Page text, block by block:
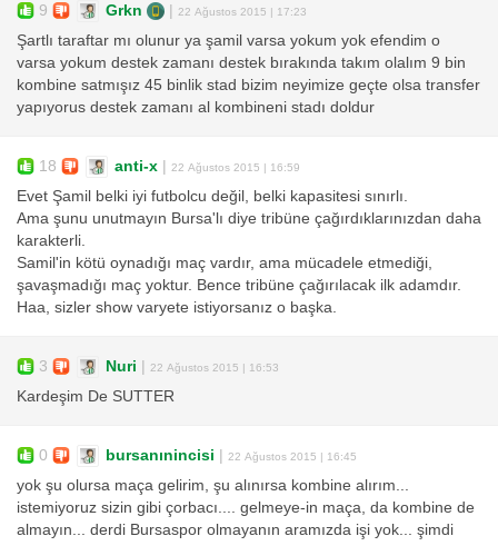
9 Grkn 22 Ağustos 2015 | 17:23
Şartlı taraftar mı olunur ya şamil varsa yokum yok efendim o
varsa yokum destek zamanı destek bırakında takım olalım 9 bin
kombine satmışız 45 binlik stad bizim neyimize geçte olsa transfer
yapıyorus destek zamanı al kombineni stadı doldur
18 anti-x 22 Ağustos 2015 | 16:59
Evet Şamil belki iyi futbolcu değil, belki kapasitesi sınırlı.
Ama şunu unutmayın Bursa'lı diye tribüne çağırdıklarınızdan daha
karakterli.
Samil'in kötü oynadığı maç vardır, ama mücadele etmediği,
şavaşmadığı maç yoktur. Bence tribüne çağırılacak ilk adamdır.
Haa, sizler show varyete istiyorsanız o başka.
3 Nuri 22 Ağustos 2015 | 16:53
Kardeşim De SUTTER
0 bursanınincisi 22 Ağustos 2015 | 16:45
yok şu olursa maça gelirim, şu alınırsa kombine alırım...
istemiyoruz sizin gibi çorbacı.... gelmeye-in maça, da kombine de
almayın... derdi Bursaspor olmayanın aramızda işi yok... şimdi